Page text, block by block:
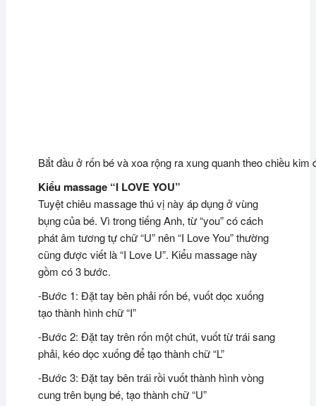
Bắt đầu ở rốn bé và xoa rộng ra xung quanh theo chiều kim
Kiểu massage “I LOVE YOU”
Tuyệt chiêu massage thú vị này áp dụng ở vùng
bụng của bé. Vì trong tiếng Anh, từ “you” có cách
phát âm tương tự chữ “U” nên “I Love You” thường
cũng được viết là “I Love U”. Kiểu massage này
gồm có 3 bước.
-Bước 1: Đặt tay bên phải rốn bé, vuốt dọc xuống
tạo thành hình chữ “I”
-Bước 2: Đặt tay trên rốn một chút, vuốt từ trái sang
phải, kéo dọc xuống để tạo thành chữ “L”
-Bước 3: Đặt tay bên trái rồi vuốt thành hình vòng
cung trên bụng bé, tạo thành chữ “U”